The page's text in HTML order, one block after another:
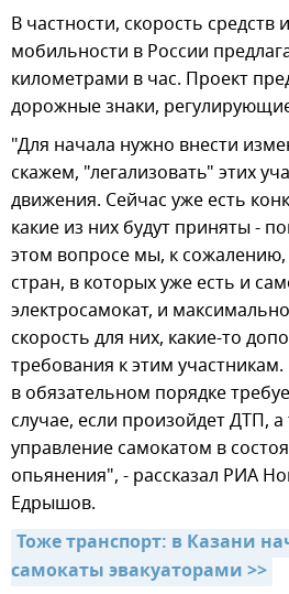
В частности, скорость средств
мобильности в России
километрами в час. Проект
дорожные знаки,
"Для начала нужно внести
скажем, "легализовать" этих
движения. Сейчас уже есть
какие из них будут приняты -
этом вопросе мы, к сожалению,
стран, в которых уже есть и
электросамокат, и
скорость для них, какие-то
требования к этим
в обязательном порядке
случае, если произойдет ДТП,
управление самокатом в
опьянения", - рассказал РИА
Едрышов.
Тоже транспорт: в Казани
самокаты эвакуаторами >>